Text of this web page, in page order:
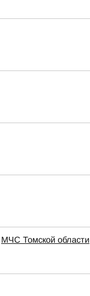
МЧС Томской области